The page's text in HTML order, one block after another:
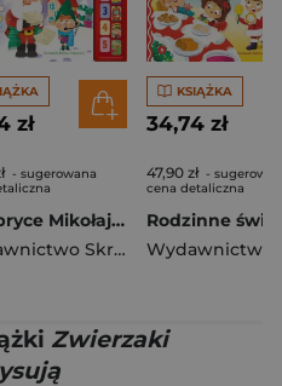
zł
- sugerowana
W fabryce Mikołaja. Czytamy i słuchamy
Wydawnictwo Skrzat
,Opracowanie
KSIĄŻKA
34,74 zł
47,90 zł -
cena detaliczna
Zwierzaki